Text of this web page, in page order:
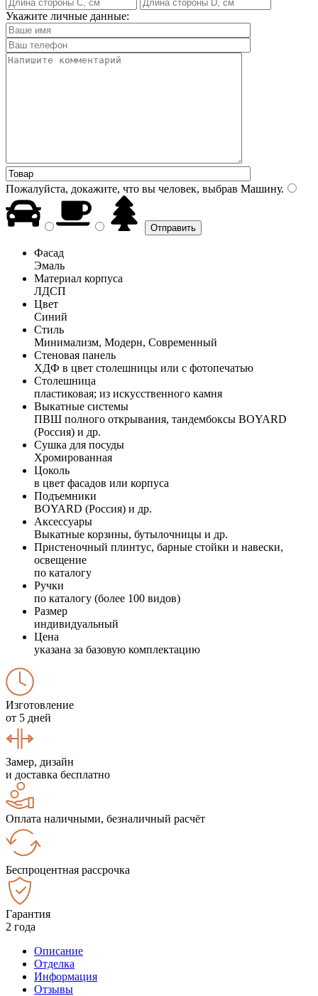
Укажите личные данные:
Пожалуйста, докажите, что вы человек, выбрав Машину.
Фасад
Эмаль
Материал корпуса
ЛДСП
Цвет
Синий
Стиль
Минимализм, Модерн, Современный
Стеновая панель
ХДФ в цвет столешницы или с фотопечатью
Столешница
пластиковая; из искусственного камня
Выкатные системы
ПВШ полного открывания, тандембоксы BOYARD
(Россия) и др.
Сушка для посуды
Хромированная
Цоколь
в цвет фасадов или корпуса
Подъемники
BOYARD (Россия) и др.
Аксессуары
Выкатные корзины, бутылочницы и др.
Пристеночный плинтус, барные стойки и навески,
освещение
по каталогу
Ручки
по каталогу (более 100 видов)
Размер
индивидуальный
Цена
указана за базовую комплектацию
Изготовление
от 5 дней
Замер, дизайн
и доставка бесплатно
Оплата наличными, безналичный расчёт
Беспроцентная рассрочка
Гарантия
2 года
Описание
Отделка
Информация
Отзывы